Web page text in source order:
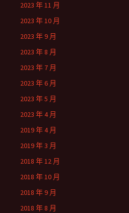
2023 年 11 月
2023 年 10 月
2023 年 9 月
2023 年 8 月
2023 年 7 月
2023 年 6 月
2023 年 5 月
2023 年 4 月
2019 年 4 月
2019 年 3 月
2018 年 12 月
2018 年 10 月
2018 年 9 月
2018 年 8 月